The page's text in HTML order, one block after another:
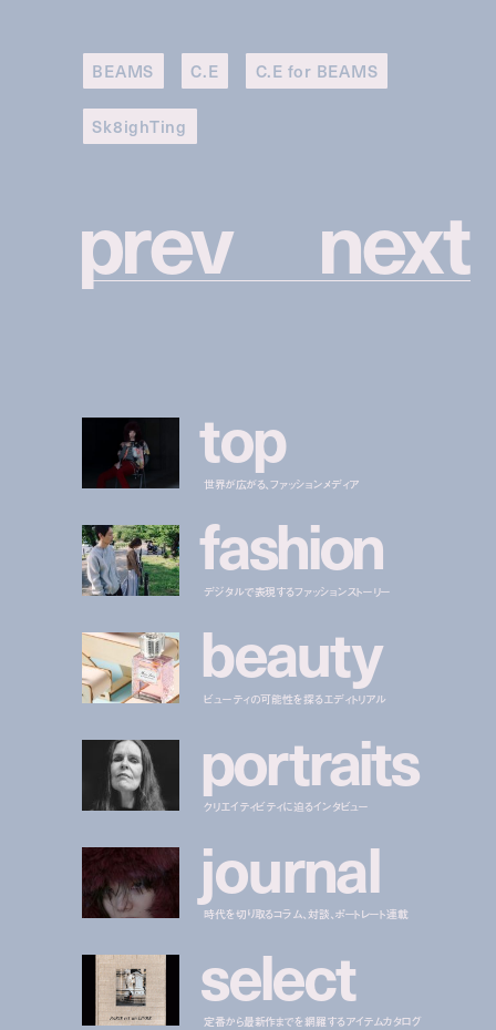
BEAMS C.E C.E for BEAMS
Sk8ighTing
prev next
top
世界が広がる、ファッションメディア
fashion
デジタルで表現するファッションストーリー
beauty
ビューティの可能性を探るエディトリアル
portraits
クリエイティビティに迫るインタビュー
journal
時代を切り取るコラム、対談、ポートレート連載
select
定番から最新作までを網羅するアイテムカタログ